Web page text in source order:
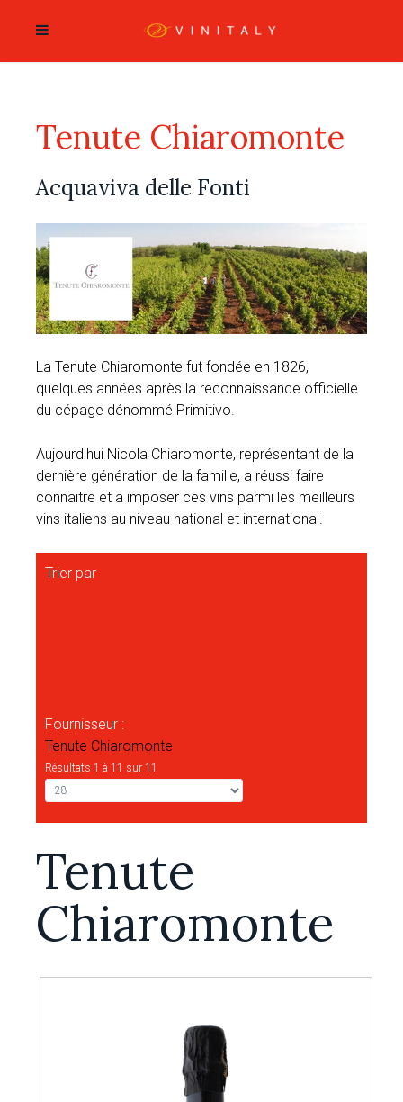
Tenute Chiaromonte
Acquaviva delle Fonti
La Tenute Chiaromonte fut fondée en 1826,
quelques années après la reconnaissance officielle
du cépage dénommé Primitivo.
Aujourd'hui Nicola Chiaromonte, représentant de la
dernière génération de la famille, a réussi faire
connaitre et a imposer ces vins parmi les meilleurs
vins italiens au niveau national et international.
Trier par
Fournisseur :
Tenute Chiaromonte
Résultats 1 à 11 sur 11
Tenute
Chiaromonte